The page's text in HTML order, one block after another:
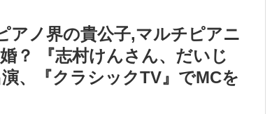
アノ界の貴公子,マルチピアニ
？ 『志村けんさん、だいじ
、『クラシックTV』でMCを